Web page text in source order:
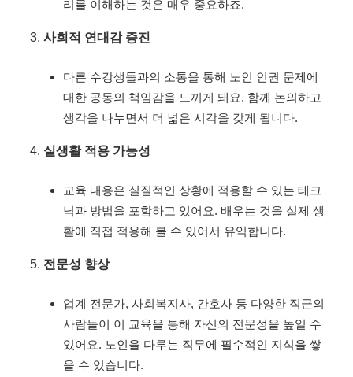
리를 이해하는 것은 매우 중요하죠.
사회적 연대감 증진
다른 수강생들과의 소통을 통해 노인 인권 문제에
대한 공동의 책임감을 느끼게 돼요. 함께 논의하고
생각을 나누면서 더 넓은 시각을 갖게 됩니다.
실생활 적용 가능성
교육 내용은 실질적인 상황에 적용할 수 있는 테크
닉과 방법을 포함하고 있어요. 배우는 것을 실제 생
활에 직접 적용해 볼 수 있어서 유익합니다.
전문성 향상
업계 전문가, 사회복지사, 간호사 등 다양한 직군의
사람들이 이 교육을 통해 자신의 전문성을 높일 수
있어요. 노인을 다루는 직무에 필수적인 지식을 쌓
을 수 있습니다.